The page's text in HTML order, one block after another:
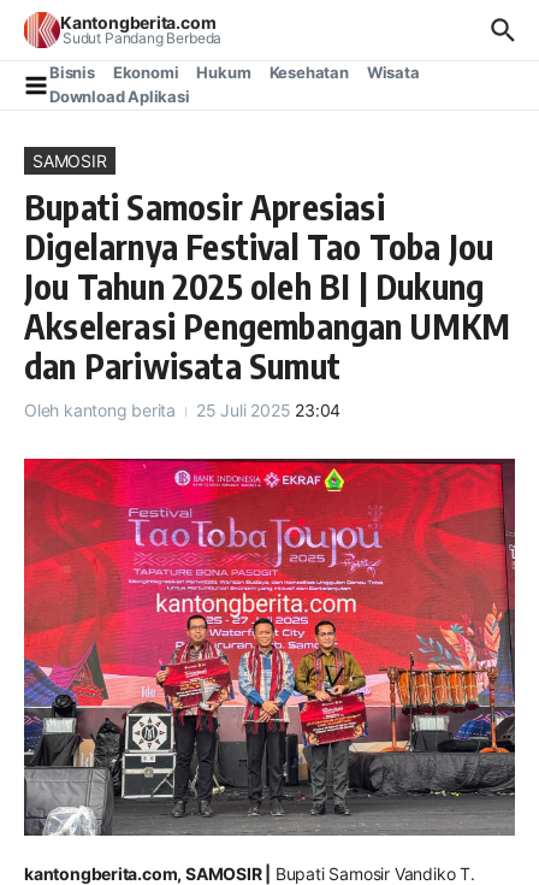
Lewati ke konten
Kantongberita.com
Sudut Pandang Berbeda
Bisnis Ekonomi Hukum Kesehatan
Wisata
Download Aplikasi
SAMOSIR
Bupati Samosir Apresiasi
Digelarnya Festival Tao Toba Jou
Jou Tahun 2025 oleh BI | Dukung
Akselerasi Pengembangan UMKM
dan Pariwisata Sumut
Oleh kantong berita 25 Juli 2025 23:04
kantongberita.com, SAMOSIR |
Bupati Samosir Vandiko T.